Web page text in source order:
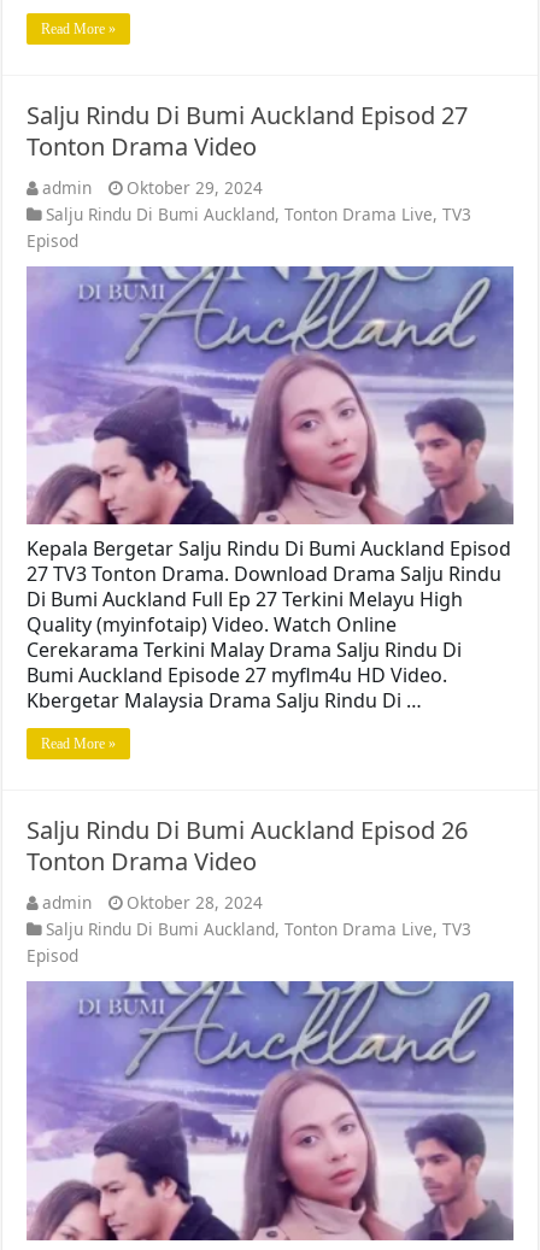
Read More »
Salju Rindu Di Bumi Auckland Episod 27
Tonton Drama Video
admin
Oktober 29, 2024
Salju Rindu Di Bumi Auckland,Tonton Drama Live,TV3
Episod
Kepala Bergetar Salju Rindu Di Bumi Auckland Episod
27 TV3 Tonton Drama. Download Drama Salju Rindu
Di Bumi Auckland Full Ep 27 Terkini Melayu High
Quality (myinfotaip) Video. Watch Online
Cerekarama Terkini Malay Drama Salju Rindu Di
Bumi Auckland Episode 27 myflm4u HD Video.
Kbergetar Malaysia Drama Salju Rindu Di …
Read More »
Salju Rindu Di Bumi Auckland Episod 26
Tonton Drama Video
admin
Oktober 28, 2024
Salju Rindu Di Bumi Auckland,Tonton Drama Live,TV3
Episod